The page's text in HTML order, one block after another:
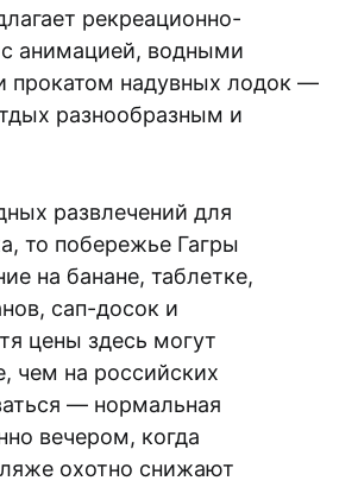
рекреационно-
анимацией, водными
прокатом надувных лодок —
разнообразным и
развлечений для
то побережье Гагры
на банане, таблетке,
сап-досок и
цены здесь могут
чем на российских
— нормальная
вечером, когда
охотно снижают